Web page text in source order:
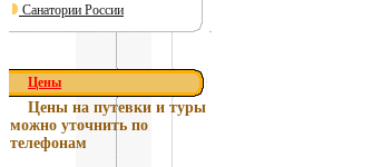
Санатории России
Цены
Цены на путевки и туры
можно уточнить по
телефонам